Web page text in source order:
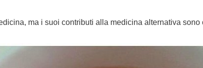
ma i suoi contributi alla medicina alternativa sono